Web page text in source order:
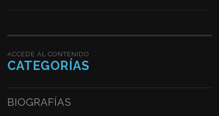
ACCEDE AL CONTENIDO
CATEGORÍAS
BIOGRAFÍAS